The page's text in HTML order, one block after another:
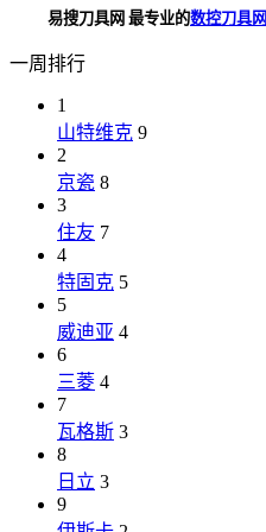
易搜刀具网 最专业的数控刀具网
一周排行
1
山特维克 9
2
京瓷 8
3
住友 7
4
特固克 5
5
威迪亚 4
6
三菱 4
7
瓦格斯 3
8
日立 3
9